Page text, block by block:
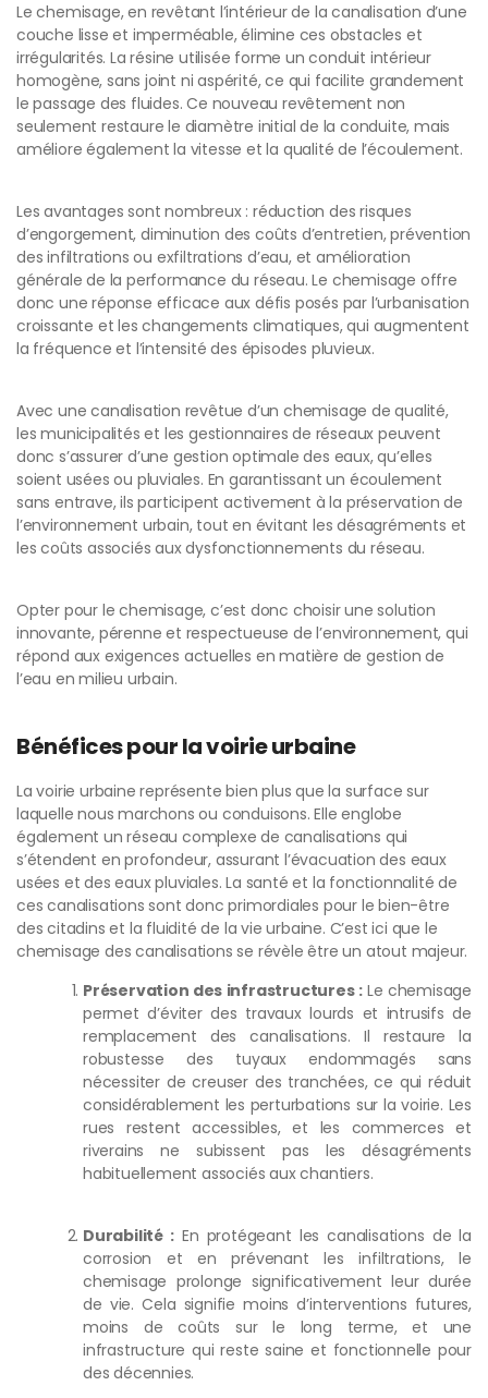
Le chemisage, en revêtant l’intérieur de la canalisation d’une
couche lisse et imperméable, élimine ces obstacles et
irrégularités. La résine utilisée forme un conduit intérieur
homogène, sans joint ni aspérité, ce qui facilite grandement
le passage des fluides. Ce nouveau revêtement non
seulement restaure le diamètre initial de la conduite, mais
améliore également la vitesse et la qualité de l’écoulement.
Les avantages sont nombreux : réduction des risques
d’engorgement, diminution des coûts d’entretien, prévention
des infiltrations ou exfiltrations d’eau, et amélioration
générale de la performance du réseau. Le chemisage offre
donc une réponse efficace aux défis posés par l’urbanisation
croissante et les changements climatiques, qui augmentent
la fréquence et l’intensité des épisodes pluvieux.
Avec une canalisation revêtue d’un chemisage de qualité,
les municipalités et les gestionnaires de réseaux peuvent
donc s’assurer d’une gestion optimale des eaux, qu’elles
soient usées ou pluviales. En garantissant un écoulement
sans entrave, ils participent activement à la préservation de
l’environnement urbain, tout en évitant les désagréments et
les coûts associés aux dysfonctionnements du réseau.
Opter pour le chemisage, c’est donc choisir une solution
innovante, pérenne et respectueuse de l’environnement, qui
répond aux exigences actuelles en matière de gestion de
l’eau en milieu urbain.
Bénéfices pour la voirie urbaine
La voirie urbaine représente bien plus que la surface sur
laquelle nous marchons ou conduisons. Elle englobe
également un réseau complexe de canalisations qui
s’étendent en profondeur, assurant l’évacuation des eaux
usées et des eaux pluviales. La santé et la fonctionnalité de
ces canalisations sont donc primordiales pour le bien-être
des citadins et la fluidité de la vie urbaine. C’est ici que le
chemisage des canalisations se révèle être un atout majeur.
Préservation des infrastructures :Le chemisage
permet d’éviter des travaux lourds et intrusifs de
remplacement des canalisations. Il restaure la
robustesse des tuyaux endommagés sans
nécessiter de creuser des tranchées, ce qui réduit
considérablement les perturbations sur la voirie. Les
rues restent accessibles, et les commerces et
riverains ne subissent pas les désagréments
habituellement associés aux chantiers.
Durabilité :En protégeant les canalisations de la
corrosion et en prévenant les infiltrations, le
chemisage prolonge significativement leur durée
de vie. Cela signifie moins d’interventions futures,
moins de coûts sur le long terme, et une
infrastructure qui reste saine et fonctionnelle pour
des décennies.